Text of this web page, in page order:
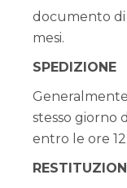
documento di
mesi.
SPEDIZIONE
stesso giorno
entro le ore